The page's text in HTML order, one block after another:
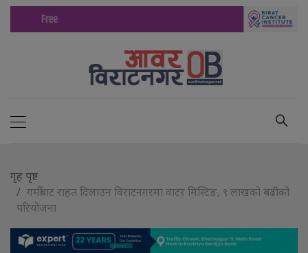
गृह पृष्ट
गर्मीबाट राहत दिलाउन विराटनगरमा वाटर मिस्टिङ, ९ लाखको बढीको
परियोजना